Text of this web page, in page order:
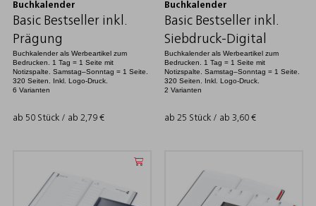
Buchkalender
Basic Bestseller inkl.
Prägung
Buchkalender als Werbeartikel zum
Bedrucken. 1 Tag = 1 Seite mit
Notizspalte. Samstag–Sonntag = 1 Seite.
320 Seiten. Inkl. Logo-Druck.
6 Varianten
ab 50 Stück / ab 2,79 €
Buchkalender
Basic Bestseller inkl.
Siebdruck-Digital
Buchkalender als Werbeartikel zum
Bedrucken. 1 Tag = 1 Seite mit
Notizspalte. Samstag–Sonntag = 1 Seite.
320 Seiten. Inkl. Logo-Druck.
2 Varianten
ab 25 Stück / ab 3,60 €